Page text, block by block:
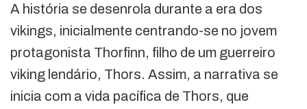
A história se desenrola durante a era dos
vikings, inicialmente centrando-se no jovem
protagonista Thorfinn, filho de um guerreiro
viking lendário, Thors. Assim, a narrativa se
inicia com a vida pacífica de Thors, que